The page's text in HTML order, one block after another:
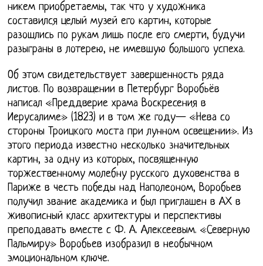
никем приобретаемы, так что у художника
составился целый музей его картин, которые
разошлись по рукам лишь после его смерти, будучи
разыграны в лотерею, не имевшую большого успеха.
Об этом свидетельствует завершенность ряда
листов. По возвращении в Петербург Воробьёв
написал «Преддверие храма Воскресения в
Иерусалиме» (1823) и в том же году— «Нева со
стороны Троицкого моста при лунном освещении». Из
этого периода известно несколько значительных
картин, за одну из которых, посвященную
торжественному молебну русского духовенства в
Париже в честь победы над Наполеоном, Воробьев
получил звание академика и был приглашен в АХ в
живописный класс архитектуры и перспективы
преподавать вместе с Ф. А. Алексеевым. «Северную
Пальмиру» Воробьев изобразил в необычном
эмоциональном ключе.